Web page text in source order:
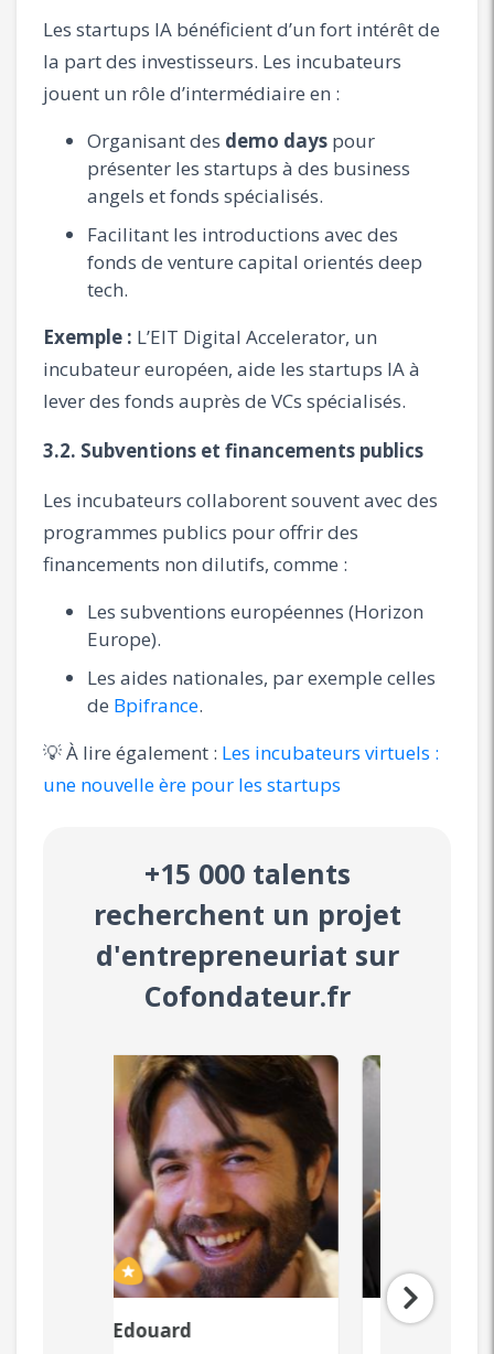
Les startups IA bénéficient d’un fort intérêt de
la part des investisseurs. Les incubateurs
jouent un rôle d’intermédiaire en :
Organisant des demo days pour
présenter les startups à des business
angels et fonds spécialisés.
Facilitant les introductions avec des
fonds de venture capital orientés deep
tech.
Exemple : L’EIT Digital Accelerator, un
incubateur européen, aide les startups IA à
lever des fonds auprès de VCs spécialisés.
3.2. Subventions et financements publics
Les incubateurs collaborent souvent avec des
programmes publics pour offrir des
financements non dilutifs, comme :
Les subventions européennes (Horizon
Europe).
Les aides nationales, par exemple celles
de Bpifrance.
💡 À lire également : Les incubateurs virtuels :
une nouvelle ère pour les startups
+15 000 talents
recherchent un projet
d'entrepreneuriat sur
Cofondateur.fr
Laurent Zaya